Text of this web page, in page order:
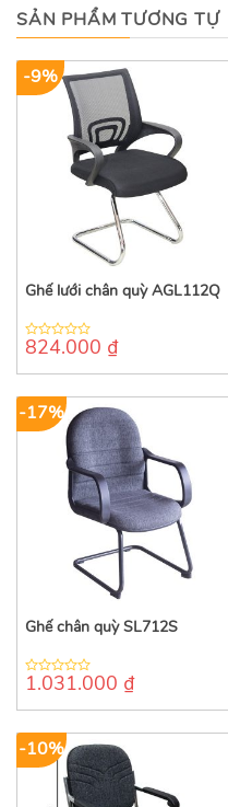
SẢN PHẨM TƯƠNG TỰ
-9%
Ghế lưới chân quỳ AGL112Q
0
of
824.000 ₫
-17%
Ghế chân quỳ SL712S
0
of
1.031.000 ₫
-10%